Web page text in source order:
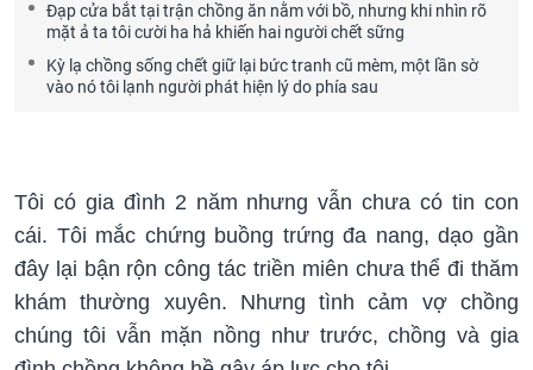
Đạp cửa bắt tại trận chồng ăn nằm với bồ, nhưng khi nhìn rõ
mặt ả ta tôi cười ha hả khiến hai người chết sững
Kỳ lạ chồng sống chết giữ lại bức tranh cũ mèm, một lần sờ
vào nó tôi lạnh người phát hiện lý do phía sau
Tôi có gia đình 2 năm nhưng vẫn chưa có tin con
cái. Tôi mắc chứng buồng trứng đa nang, dạo gần
đây lại bận rộn công tác triền miên chưa thể đi thăm
khám thường xuyên. Nhưng tình cảm vợ chồng
chúng tôi vẫn mặn nồng như trước, chồng và gia